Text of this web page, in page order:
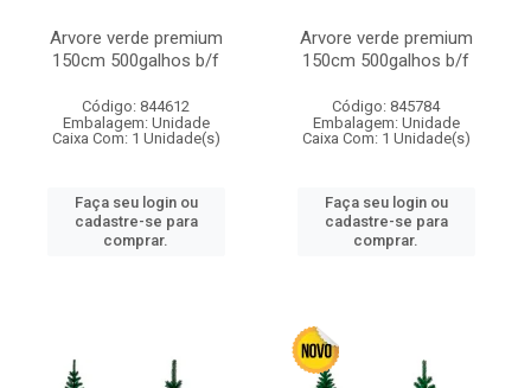
Arvore verde premium
150cm 500galhos b/f
Código: 844612
Embalagem: Unidade
Caixa Com: 1 Unidade(s)
Faça seu login ou
cadastre-se para
comprar.
Arvore verde premium
150cm 500galhos b/f
Código: 845784
Embalagem: Unidade
Caixa Com: 1 Unidade(s)
Faça seu login ou
cadastre-se para
comprar.